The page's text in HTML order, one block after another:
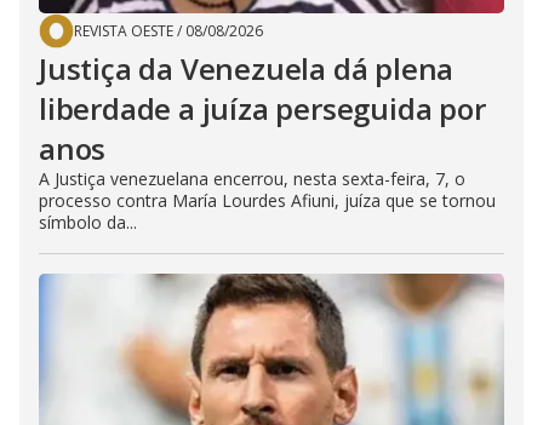
REVISTA OESTE/ 08/08/2026
Justiça da Venezuela dá plena
liberdade a juíza perseguida por
anos
A Justiça venezuelana encerrou, nesta sexta-feira, 7, o
processo contra María Lourdes Afiuni, juíza que se tornou
símbolo da...